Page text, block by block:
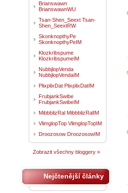
Brianswawn
BrianswawnWU
Tsan-Shen_Seext Tsan-
Shen_SeextRW
SkonknopthyPe
SkonknopthyPeIM
Klozkribspume
KlozkribspumeIM
NubbjlopVenda
NubbjlopVendaIM
PlixplixDat PlixplixDatIM
FrubjankSwibe
FrubjankSwibeIM
MibbblizRal MibbblizRalIM
VlimglopTop VlimglopTopIM
Droozosow DroozosowIM
Zobrazit všechny bloggery »
Nejčtenější články